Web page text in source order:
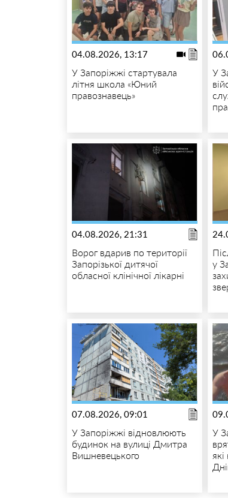
04.08.2026, 13:17
У Запоріжжі стартувала
літня школа «Юний
правознавець»
У
04.08.2026, 21:31
Ворог вдарив по території
Запорізької дитячої
обласної клінічної лікарні
у
07.08.2026, 09:01
У Запоріжжі відновлюють
будинок на вулиці Дмитра
Вишневецького
У